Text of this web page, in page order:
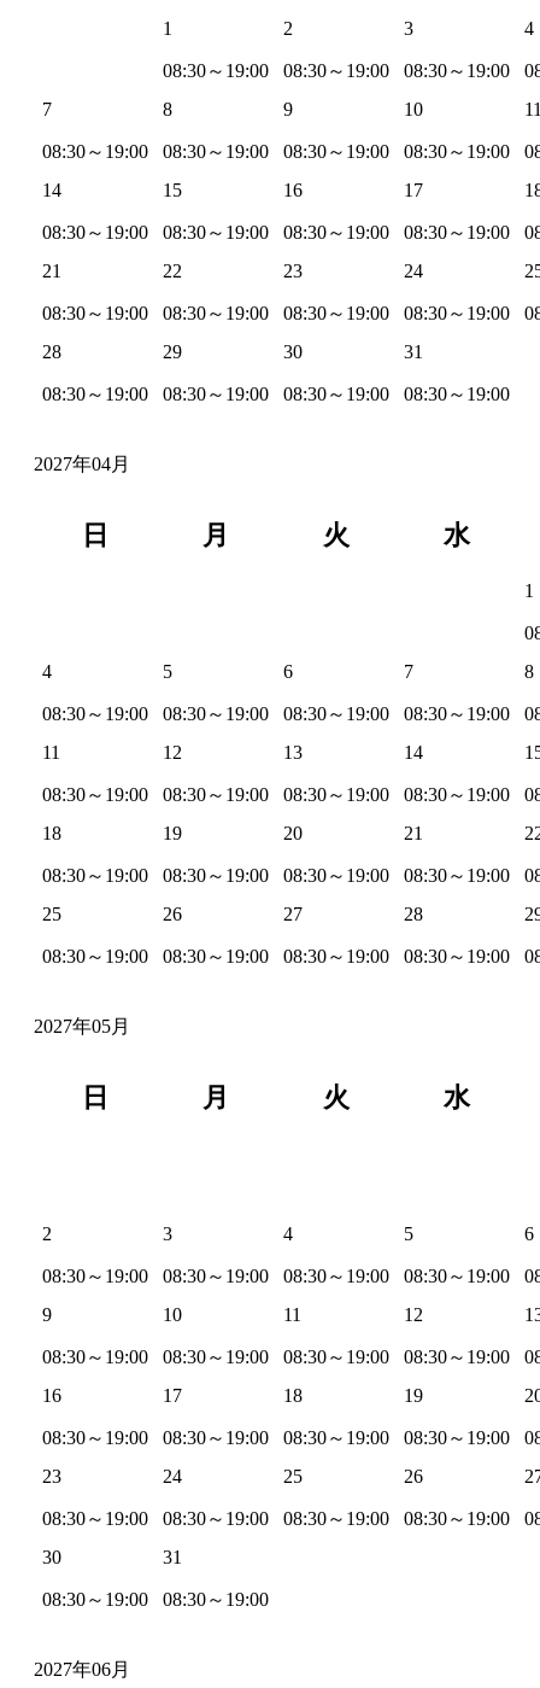
1
08:30～19:00
2
08:30～19:00
3
08:30～19:00
4
7
08:30～19:00
8
08:30～19:00
9
08:30～19:00
10
08:30～19:00
14
08:30～19:00
15
08:30～19:00
16
08:30～19:00
17
08:30～19:00
21
08:30～19:00
22
08:30～19:00
23
08:30～19:00
24
08:30～19:00
28
08:30～19:00
29
08:30～19:00
30
08:30～19:00
31
08:30～19:00
2027年04月
日 月 火 水
1
4
08:30～19:00
5
08:30～19:00
6
08:30～19:00
7
08:30～19:00
8
11
08:30～19:00
12
08:30～19:00
13
08:30～19:00
14
08:30～19:00
18
08:30～19:00
19
08:30～19:00
20
08:30～19:00
21
08:30～19:00
25
08:30～19:00
26
08:30～19:00
27
08:30～19:00
28
08:30～19:00
2027年05月
日 月 火 水
2
08:30～19:00
3
08:30～19:00
4
08:30～19:00
5
08:30～19:00
6
9
08:30～19:00
10
08:30～19:00
11
08:30～19:00
12
08:30～19:00
16
08:30～19:00
17
08:30～19:00
18
08:30～19:00
19
08:30～19:00
23
08:30～19:00
24
08:30～19:00
25
08:30～19:00
26
08:30～19:00
30
08:30～19:00
31
08:30～19:00
2027年06月